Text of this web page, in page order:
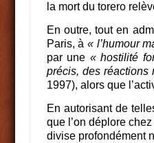
la mort du torero
En outre, tout en
Paris, à « l’humour
par une « hostilité
précis, des réactions
1997), alors que
En autorisant de
que l’on déplore
divise profondément